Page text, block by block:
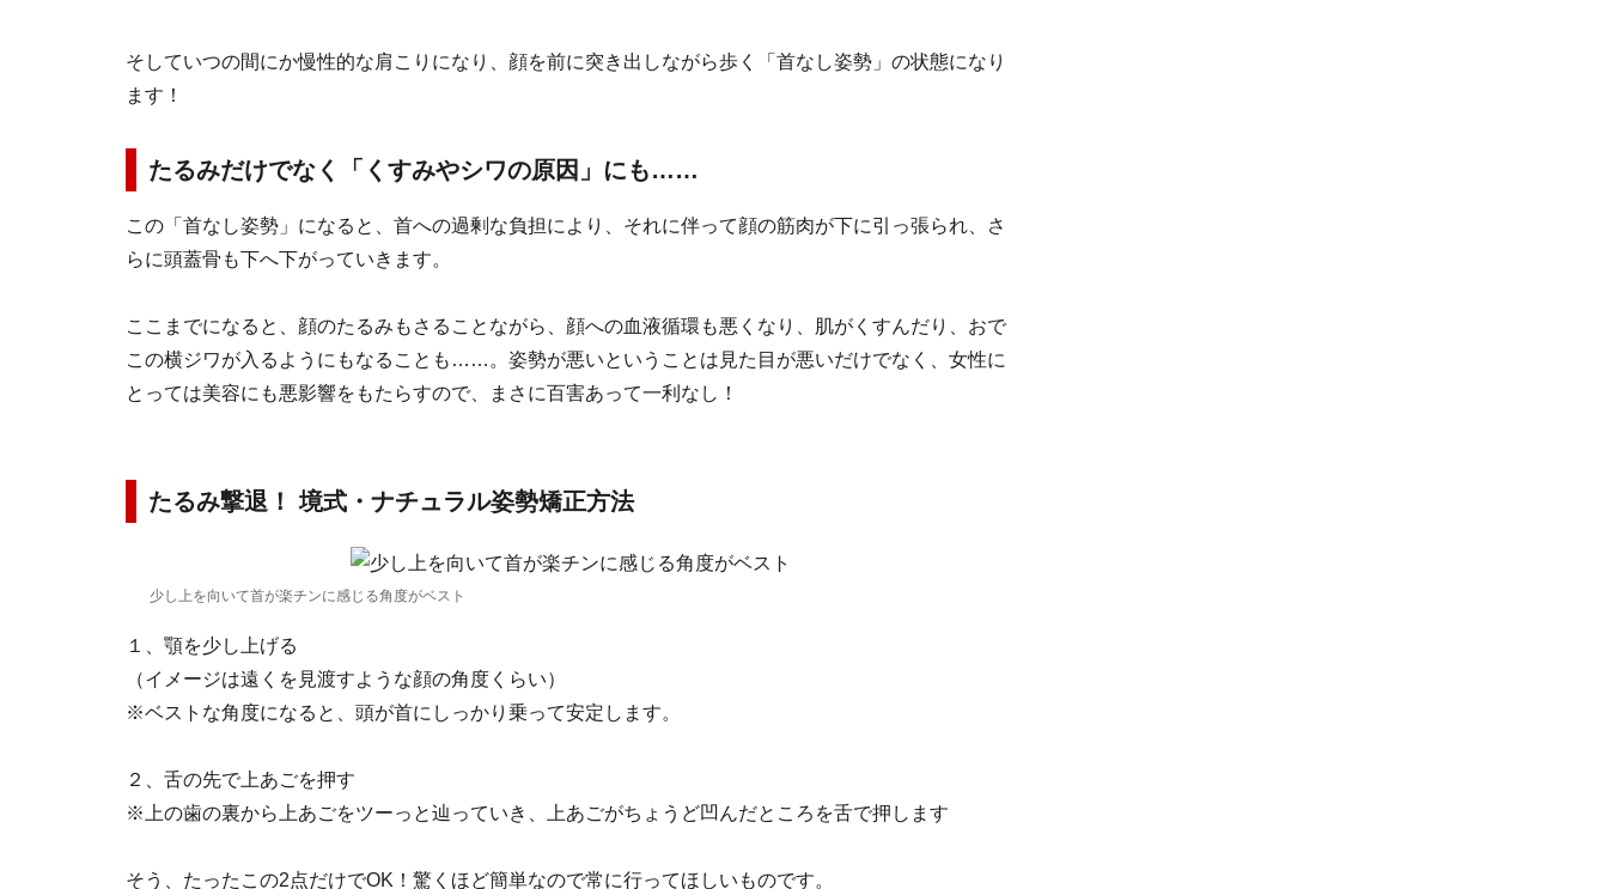
そしていつの間にか慢性的な肩こりになり、顔を前に突き出しながら歩く「首なし姿勢」の状態になり
ます！
たるみだけでなく「くすみやシワの原因」にも……
この「首なし姿勢」になると、首への過剰な負担により、それに伴って顔の筋肉が下に引っ張られ、さ
らに頭蓋骨も下へ下がっていきます。
ここまでになると、顔のたるみもさることながら、顔への血液循環も悪くなり、肌がくすんだり、おで
この横ジワが入るようにもなることも……。姿勢が悪いということは見た目が悪いだけでなく、女性に
とっては美容にも悪影響をもたらすので、まさに百害あって一利なし！
たるみ撃退！ 境式・ナチュラル姿勢矯正方法
少し上を向いて首が楽チンに感じる角度がベスト
１、顎を少し上げる
（イメージは遠くを見渡すような顔の角度くらい）
※ベストな角度になると、頭が首にしっかり乗って安定します。
２、舌の先で上あごを押す
※上の歯の裏から上あごをツーっと辿っていき、上あごがちょうど凹んだところを舌で押します
そう、たったこの2点だけでOK！驚くほど簡単なので常に行ってほしいものです。